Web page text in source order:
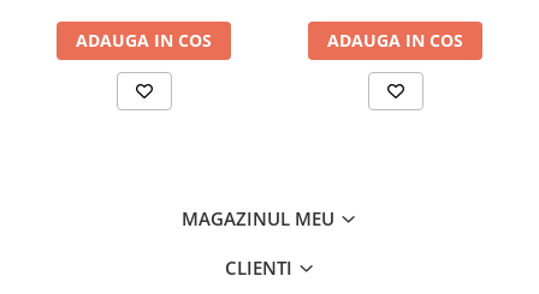
ADAUGA IN COS ADAUGA IN COS
MAGAZINUL MEU
CLIENTI